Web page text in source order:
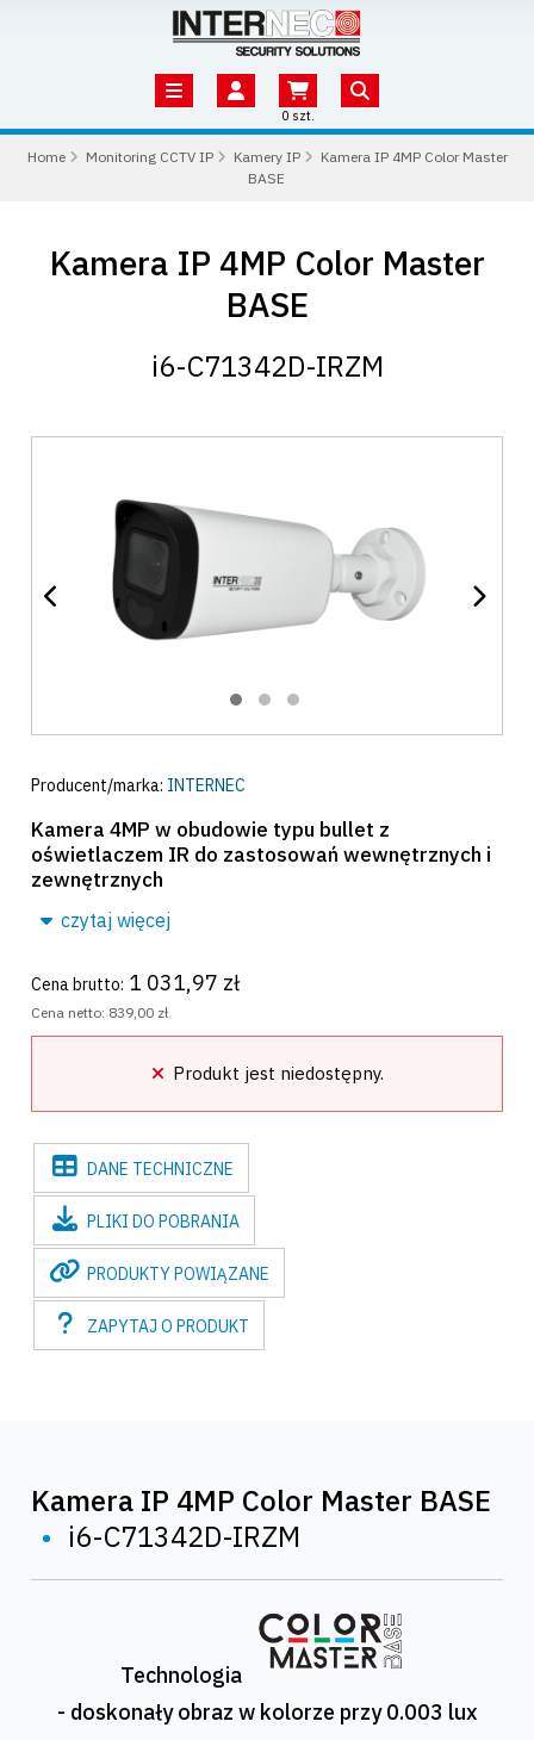
0 szt.
Home Monitoring CCTV IP Kamery IP
Kamera IP 4MP Color Master
BASE
Kamera IP 4MP Color Master
BASE
i6-C71342D-IRZM
Producent/marka: INTERNEC
Kamera 4MP w obudowie typu bullet z
oświetlaczem IR do zastosowań wewnętrznych i
zewnętrznych
czytaj więcej
Cena brutto: 1 031,97 zł
Cena netto: 839,00 zł
Produkt jest niedostępny.
DANE TECHNICZNE
PLIKIDO POBRANIA
PRODUKTYPOWIĄZANE
ZAPYTAJO PRODUKT
Kamera IP 4MP Color Master BASE
• i6-C71342D-IRZM
Technologia
- doskonały obraz w kolorze przy 0.003 lux